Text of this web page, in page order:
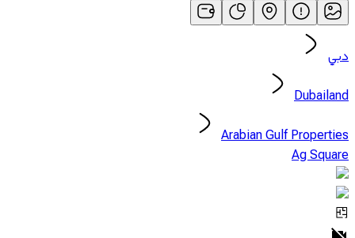
دبي
Dubailand
Arabian Gulf Properties
Ag Square